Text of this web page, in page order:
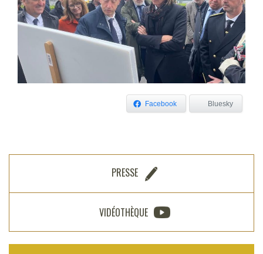
Facebook Bluesky
PRESSE
VIDÉOTHÈQUE